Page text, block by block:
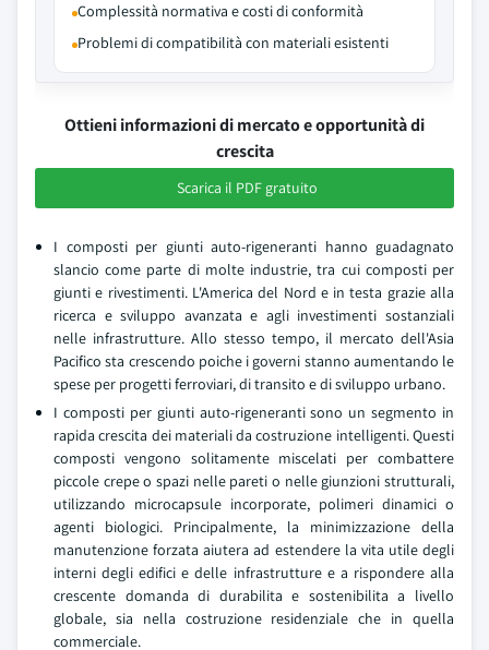
Complessità normativa e costi di conformità
Problemi di compatibilità con materiali esistenti
Ottieni informazioni di mercato e opportunità di
crescita
Scarica il PDF gratuito
I composti per giunti auto-rigeneranti hanno guadagnato
slancio come parte di molte industrie, tra cui composti per
giunti e rivestimenti. L'America del Nord e in testa grazie alla
ricerca e sviluppo avanzata e agli investimenti sostanziali
nelle infrastrutture. Allo stesso tempo, il mercato dell'Asia
Pacifico sta crescendo poiche i governi stanno aumentando le
spese per progetti ferroviari, di transito e di sviluppo urbano.
I composti per giunti auto-rigeneranti sono un segmento in
rapida crescita dei materiali da costruzione intelligenti. Questi
composti vengono solitamente miscelati per combattere
piccole crepe o spazi nelle pareti o nelle giunzioni strutturali,
utilizzando microcapsule incorporate, polimeri dinamici o
agenti biologici. Principalmente, la minimizzazione della
manutenzione forzata aiutera ad estendere la vita utile degli
interni degli edifici e delle infrastrutture e a rispondere alla
crescente domanda di durabilita e sostenibilita a livello
globale, sia nella costruzione residenziale che in quella
commerciale.